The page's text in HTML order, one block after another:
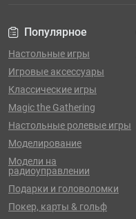
Популярное
Настольные игры
Игровые аксессуары
Классические игры
Magic the Gathering
Настольные ролевые игры
Моделирование
Модели на
радиоуправлении
Подарки и головоломки
Покер, карты & гольф